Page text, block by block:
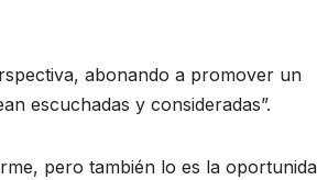
abonando a promover un
escuchadas y consideradas”.
pero también lo es la